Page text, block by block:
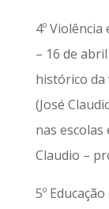
4º
– 16 de
histórico
(José
nas escolas
Claudio –
5º